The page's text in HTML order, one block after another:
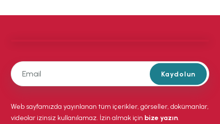
Kaydolun
Web sayfamızda yayınlanan tüm içerikler, görseller, dokümanlar,
videolar izinsiz kullanılamaz. İzin almak için bize yazın.